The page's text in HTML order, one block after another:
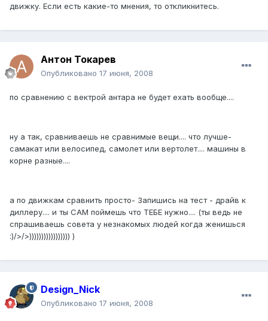
движку. Если есть какие-то мнения, то откликнитесь.
Антон Токарев
Опубликовано 17 июня, 2008
по сравнению с вектрой антара не будет ехать вообще....
ну а так, сравниваешь не сравнимые вещи.... что лучше-
самакат или велосипед, самолет или вертолет.... машины в
корне разные....
а по движкам сравнить просто- Запишись на тест - драйв к
диллеру.... и ты САМ поймешь что ТЕБЕ нужно.... (ты ведь не
спрашиваешь совета у незнакомых людей когда женишься
:)/>/>))))))))))))))))) )
Design_Nick
Опубликовано 17 июня, 2008